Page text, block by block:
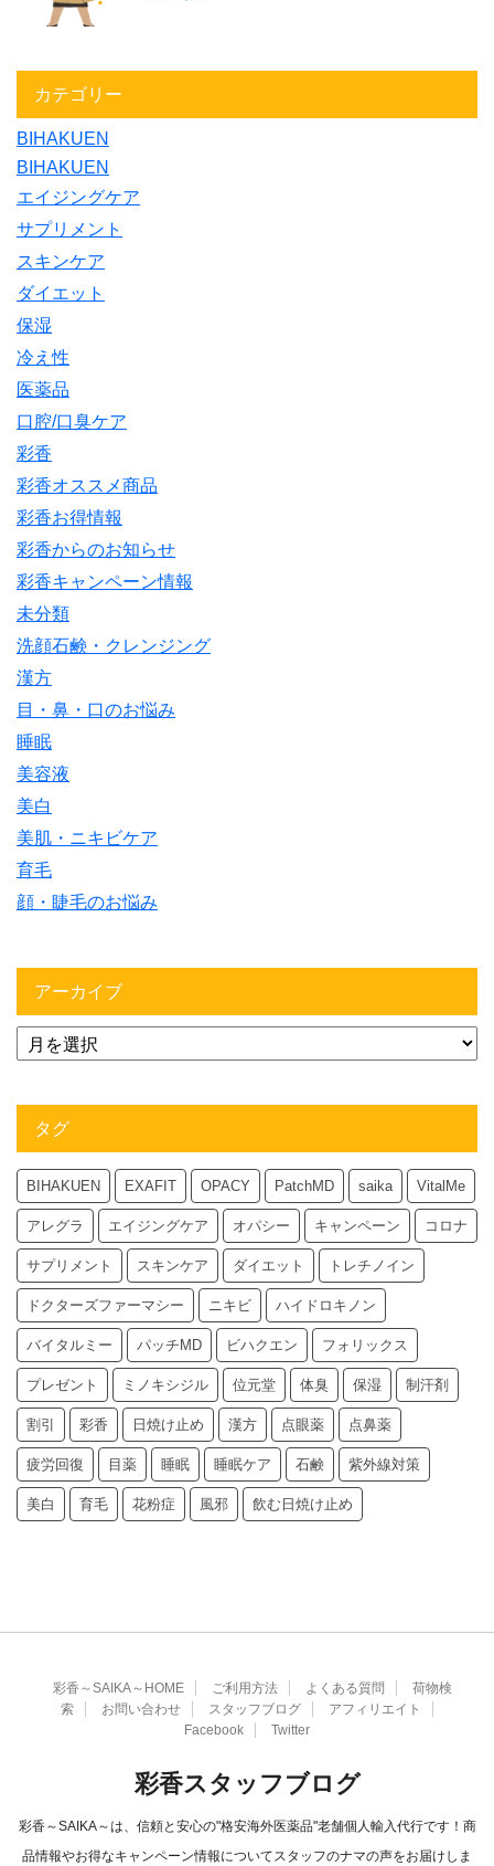
カテゴリー
BIHAKUEN
BIHAKUEN
エイジングケア
サプリメント
スキンケア
ダイエット
保湿
冷え性
医薬品
口腔/口臭ケア
彩香
彩香オススメ商品
彩香お得情報
彩香からのお知らせ
彩香キャンペーン情報
未分類
洗顔石鹸・クレンジング
漢方
目・鼻・口のお悩み
睡眠
美容液
美白
美肌・ニキビケア
育毛
顔・睫毛のお悩み
アーカイブ
タグ
BIHAKUEN EXAFIT OPACY PatchMD saika VitalMe
アレグラ エイジングケア オパシー キャンペーン コロナ
サプリメント スキンケア ダイエット トレチノイン
ドクターズファーマシー ニキビ ハイドロキノン
バイタルミー パッチMD ビハクエン フォリックス
プレゼント ミノキシジル 位元堂 体臭 保湿 制汗剤
割引 彩香 日焼け止め 漢方 点眼薬 点鼻薬
疲労回復 目薬 睡眠 睡眠ケア 石鹸 紫外線対策
美白 育毛 花粉症 風邪 飲む日焼け止め
彩香～SAIKA～HOME ご利用方法 よくある質問
荷物検
索
お問い合わせ スタッフブログ
アフィリエイト
Facebook
Twitter
彩香スタッフブログ
彩香～SAIKA～は、信頼と安心の"格安海外医薬品"老舗個人輸入代行です！商
品情報やお得なキャンペーン情報についてスタッフのナマの声をお届けしま